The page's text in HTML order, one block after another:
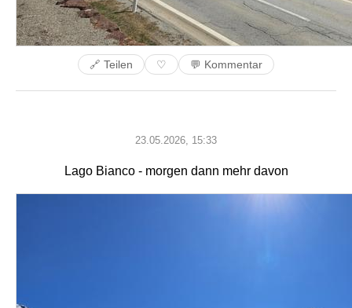
🔗 Teilen ♡ 💬 Kommentar
23.05.2026, 15:33
Lago Bianco - morgen dann mehr davon